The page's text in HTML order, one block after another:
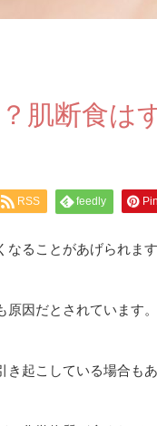
肌断食は
RSS feedly
ることがあげられます
因だとされています。
起こしている場合もあ